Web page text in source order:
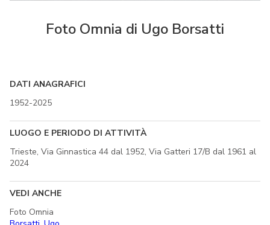
Foto Omnia di Ugo Borsatti
DATI ANAGRAFICI
1952-2025
LUOGO E PERIODO DI ATTIVITÀ
Trieste, Via Ginnastica 44 dal 1952, Via Gatteri 17/B dal 1961 al
2024
VEDI ANCHE
Foto Omnia